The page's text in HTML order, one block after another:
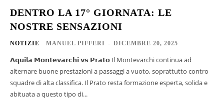
DENTRO LA 17° GIORNATA: LE
NOSTRE SENSAZIONI
NOTIZIE MANUEL PIFFERI - DICEMBRE 20, 2025
𝗔𝗾𝘂𝗶𝗹𝗮 𝗠𝗼𝗻𝘁𝗲𝘃𝗮𝗿𝗰𝗵𝗶 𝘃𝘀 𝗣𝗿𝗮𝘁𝗼 Il Montevarchi continua ad
alternare buone prestazioni a passaggi a vuoto, soprattutto contro
squadre di alta classifica. Il Prato resta formazione esperta, solida e
abituata a questo tipo di...